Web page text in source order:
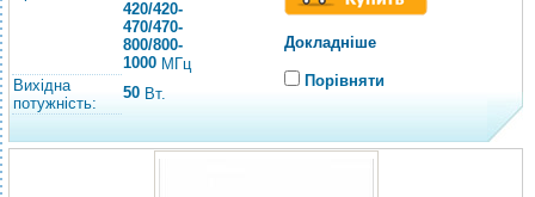
420/420-
470/470-
800/800-
1000 МГц
Вихідна
потужність:
50 Вт.
Докладніше
Порівняти